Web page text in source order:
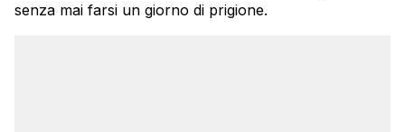
senza mai farsi un giorno di prigione.